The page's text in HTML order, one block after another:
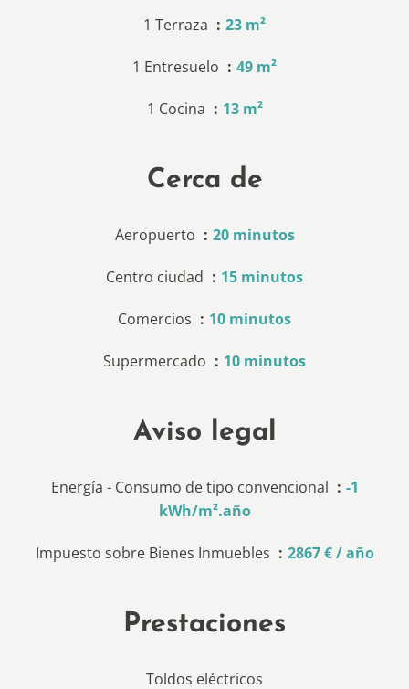
1 Terraza 23 m²
1 Entresuelo 49 m²
1 Cocina 13 m²
Cerca de
Aeropuerto 20 minutos
Centro ciudad 15 minutos
Comercios 10 minutos
Supermercado 10 minutos
Aviso legal
Energía - Consumo de tipo convencional
-1
kWh/m².año
Impuesto sobre Bienes Inmuebles 2867 € / año
Prestaciones
Toldos eléctricos